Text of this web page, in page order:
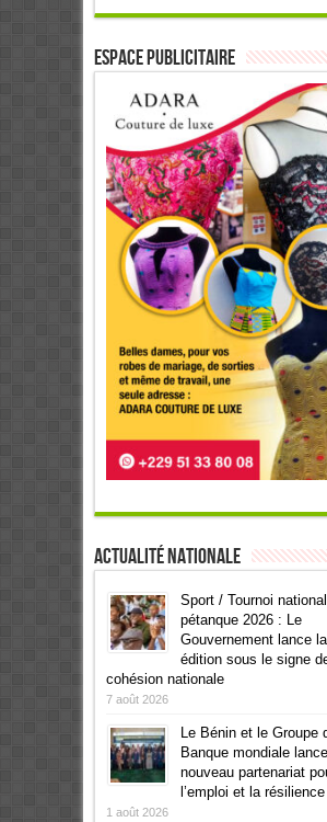
ESPACE PUBLICITAIRE
Actualité Nationale
Sport / Tournoi
pétanque 2026 : Le
Gouvernement lance
édition sous le signe
cohésion nationale
7 août 2026
Le Bénin et le Groupe
Banque mondiale
nouveau partenariat
l’emploi et la résilience
1 août 2026